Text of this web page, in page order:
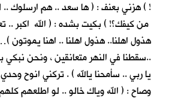
! ) هزني بعنف : ( ها سعد .. هم ارسلوك ..
من كيفك؟! ) بكيت بشده : ( الله اكبر ..
هذول اهلنا.. هذول اهلنا .. اهنا
..سقطنا في النهر متعانقين ، ونحن
يا ربي .. سأمحنا يالله ) . تركني انوح
وصاح : ( الله وياك خالو .. لو اطلعهم